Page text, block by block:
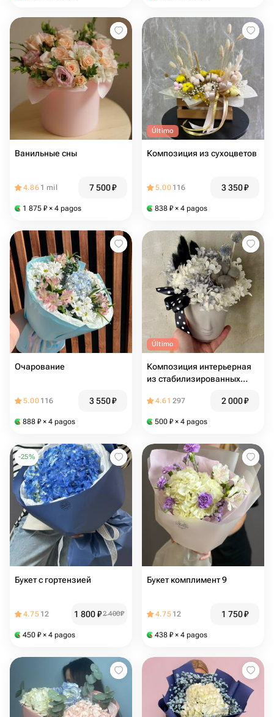
Ванильные сны
4.86 1 mil 7 500₽
1 875 ₽ × 4 pagos
Último
Композиция из сухоцветов
5.00 116 3 350₽
838 ₽ × 4 pagos
Очарование
5.00 116 3 550₽
888 ₽ × 4 pagos
Último
Композиция интерьерная
из стабилизированных
4.61 297 2 000₽
500 ₽ × 4 pagos
-25%
Букет с гортензией
4.75 12 1 800₽2 400₽
450 ₽ × 4 pagos
Букет комплимент 9
4.75 12 1 750₽
438 ₽ × 4 pagos